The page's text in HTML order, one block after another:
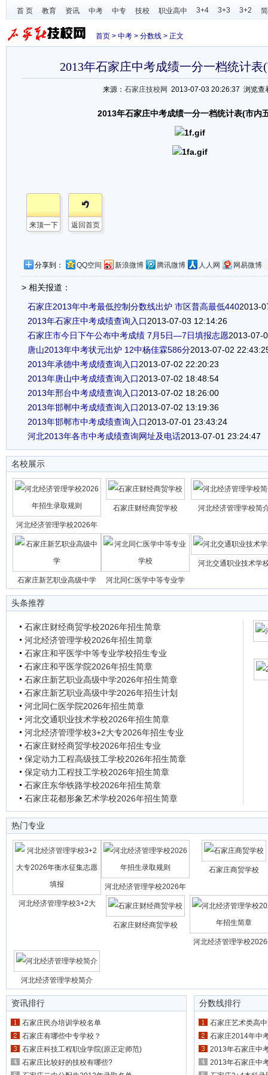
首 页 教育 资讯 中考 中专 技校 职业高中 3+4 3+3 3+2
首页 > 中考 > 分数线 > 正文
2013年石家庄中考成绩一分一档统计表
来源： 石家庄技校网 2013-07-03 20:26:37 浏览查
2013年石家庄中考成绩一分一档统计表(市内
来顶一下 返回首页
分享到： QQ空间 新浪微博 腾讯微博 人人网 网易微博
> 相关报道：
石家庄2013年中考最低控制分数线出炉 市区普高最低4402013-
2013年石家庄中考成绩查询入口2013-07-03 12:14:26
石家庄市今日下午公布中考成绩 7月5日—7日填报志愿2013-07-
唐山2013年中考状元出炉 12中杨佳霖586分2013-07-02
2013年承德中考成绩查询入口2013-07-02 22:20:23
2013年唐山中考成绩查询入口2013-07-02 18:48:54
2013年邢台中考成绩查询入口2013-07-02 18:26:00
2013年邯郸中考成绩查询入口2013-07-02 13:19:36
2013年邯郸市中考成绩查询入口2013-07-01 23:43:24
河北2013年各市中考成绩查询网址及电话2013-07-01 23:24:47
名校展示
河北经济管理学校2026年
石家庄财经商贸学校 河北经济管理学校简
石家庄新艺职业高级中学 河北同仁医学中等专业学
河北交通职业技术学
头条推荐
石家庄财经商贸学校2026年招生简章
河北经济管理学校2026年招生简章
石家庄和平医学中等专业学校招生专业
石家庄和平医学院2026年招生简章
石家庄新艺职业高级中学2026年招生简章
石家庄新艺职业高级中学2026年招生计划
河北同仁医学院2026年招生简章
河北交通职业技术学校2026年招生简章
河北经济管理学校3+2大专2026年招生专业
石家庄财经商贸学校2026年招生专业
保定动力工程高级技工学校2026年招生简章
保定动力工程技工学校2026年招生简章
石家庄东华铁路学校2026年招生简章
石家庄花都形象艺术学校2026年招生简章
热门专业
河北经济管理学校3+2大
河北经济管理学校2026年
石家庄商贸学校
石家庄财经商贸学校
河北经济管理学校
河北经济管理学校简介
资讯排行
石家庄民办培训学校名单
石家庄有哪些中专学校？
石家庄科技工程职业学院(原正定师范)
石家庄比较好的技校有哪些?
分数线排行
石家庄艺术类高
石家庄2014年中
2013年石家庄中
2013年石家庄中